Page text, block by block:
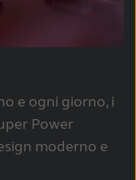
e ogni giorno, i
Power
moderno e